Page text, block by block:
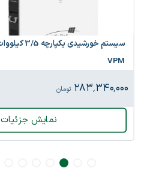
VPM
۲۸۳٬۳۴۰٬۰۰۰ تومان
نمایش جزئیات